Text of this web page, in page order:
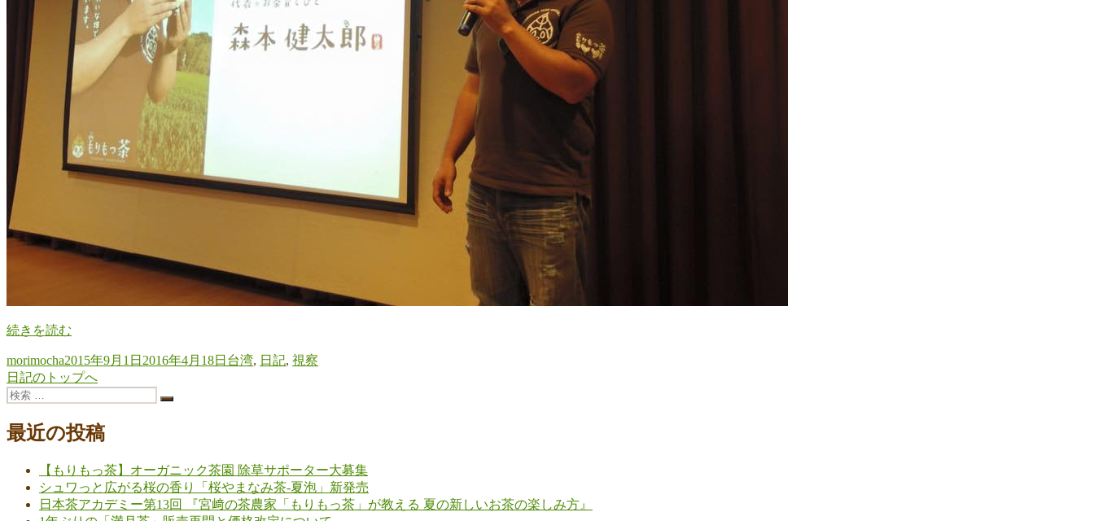
“台
で
プ
レ
ン
続きを読む
投
稿
者
morimocha投
稿
2015年9月1日 2016年4月18日 カ
台湾, 日記, 視察
日記のトップへ
検
検
最近の投稿
【もりもっ茶】オーガニック茶園 除草サポーター大募集
シュワっと広がる桜の香り「桜やまなみ茶-夏泡」新発売
日本茶アカデミー第13回 『宮﨑の茶農家「もりもっ茶」が教える 夏の新しいお茶の楽しみ方』